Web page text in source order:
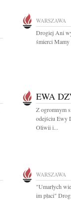
WARSZAWA
Drogiej Ani
śmierci Mamy
EWA
Z ogromnym
odejściu Ewy
Oliwii i...
WARSZAWA
"Umarłych
im płaci"